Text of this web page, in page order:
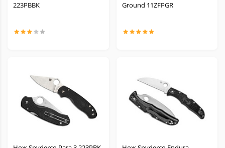
223PBBK
Ground 11ZFPGR